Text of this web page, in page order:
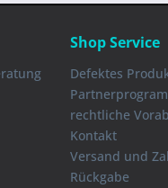
Shop Service
Defektes
rechtliche
Kontakt
Versand und
Rückgabe